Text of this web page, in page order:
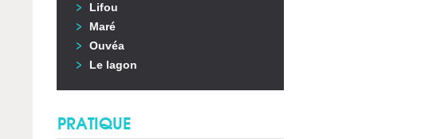
Lifou
Maré
Ouvéa
Le lagon
PRATIQUE